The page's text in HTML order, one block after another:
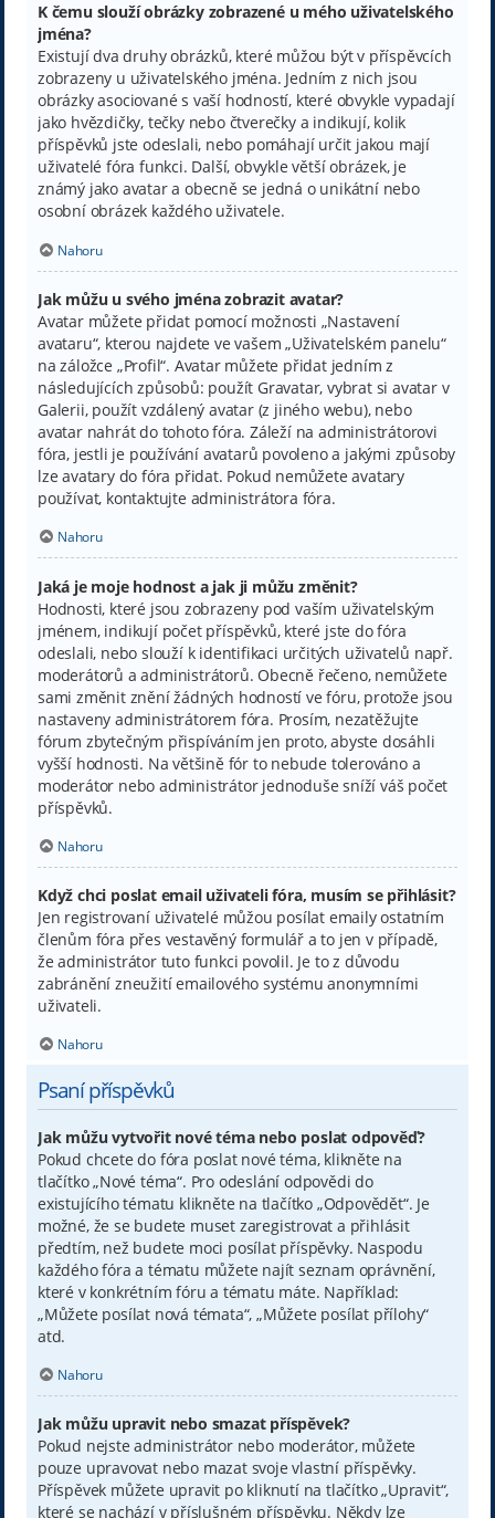
K čemu slouží obrázky zobrazené u mého uživatelského
jména?
Existují dva druhy obrázků, které můžou být v příspěvcích
zobrazeny u uživatelského jména. Jedním z nich jsou
obrázky asociované s vaší hodností, které obvykle vypadají
jako hvězdičky, tečky nebo čtverečky a indikují, kolik
příspěvků jste odeslali, nebo pomáhají určit jakou mají
uživatelé fóra funkci. Další, obvykle větší obrázek, je
známý jako avatar a obecně se jedná o unikátní nebo
osobní obrázek každého uživatele.
Nahoru
Jak můžu u svého jména zobrazit avatar?
Avatar můžete přidat pomocí možnosti „Nastavení
avataru“, kterou najdete ve vašem „Uživatelském panelu“
na záložce „Profil“. Avatar můžete přidat jedním z
následujících způsobů: použít Gravatar, vybrat si avatar v
Galerii, použít vzdálený avatar (z jiného webu), nebo
avatar nahrát do tohoto fóra. Záleží na administrátorovi
fóra, jestli je používání avatarů povoleno a jakými způsoby
lze avatary do fóra přidat. Pokud nemůžete avatary
používat, kontaktujte administrátora fóra.
Nahoru
Jaká je moje hodnost a jak ji můžu změnit?
Hodnosti, které jsou zobrazeny pod vaším uživatelským
jménem, indikují počet příspěvků, které jste do fóra
odeslali, nebo slouží k identifikaci určitých uživatelů např.
moderátorů a administrátorů. Obecně řečeno, nemůžete
sami změnit znění žádných hodností ve fóru, protože jsou
nastaveny administrátorem fóra. Prosím, nezatěžujte
fórum zbytečným přispíváním jen proto, abyste dosáhli
vyšší hodnosti. Na většině fór to nebude tolerováno a
moderátor nebo administrátor jednoduše sníží váš počet
příspěvků.
Nahoru
Když chci poslat email uživateli fóra, musím se přihlásit?
Jen registrovaní uživatelé můžou posílat emaily ostatním
členům fóra přes vestavěný formulář a to jen v případě,
že administrátor tuto funkci povolil. Je to z důvodu
zabránění zneužití emailového systému anonymními
uživateli.
Nahoru
Psaní příspěvků
Jak můžu vytvořit nové téma nebo poslat odpověď?
Pokud chcete do fóra poslat nové téma, klikněte na
tlačítko „Nové téma“. Pro odeslání odpovědi do
existujícího tématu klikněte na tlačítko „Odpovědět“. Je
možné, že se budete muset zaregistrovat a přihlásit
předtím, než budete moci posílat příspěvky. Naspodu
každého fóra a tématu můžete najít seznam oprávnění,
které v konkrétním fóru a tématu máte. Například:
„Můžete posílat nová témata“, „Můžete posílat přílohy“
atd.
Nahoru
Jak můžu upravit nebo smazat příspěvek?
Pokud nejste administrátor nebo moderátor, můžete
pouze upravovat nebo mazat svoje vlastní příspěvky.
Příspěvek můžete upravit po kliknutí na tlačítko „Upravit“,
které se nachází v příslušném příspěvku. Někdy lze